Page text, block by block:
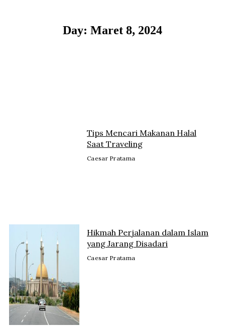
Day: Maret 8, 2024
Tips Mencari Makanan Halal
Saat Traveling
Caesar Pratama
Hikmah Perjalanan dalam Islam
yang Jarang Disadari
Caesar Pratama